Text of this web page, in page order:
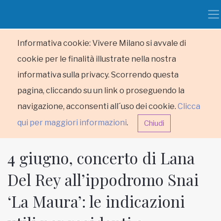
Informativa cookie: Vivere Milano si avvale di
cookie per le finalità illustrate nella nostra
informativa sulla privacy. Scorrendo questa
pagina, cliccando su un link o proseguendo la
navigazione, acconsenti all´uso dei cookie. Clicca
qui per maggiori informazioni. Chiudi
HOME
4 giugno, concerto di Lana
Del Rey all’ippodromo Snai
‘La Maura’: le indicazioni